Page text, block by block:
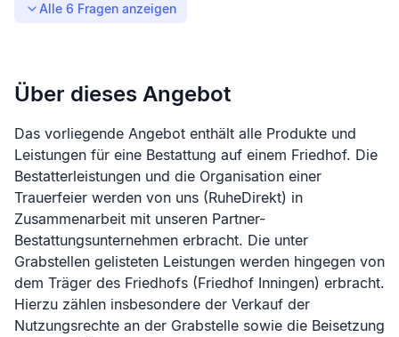
Alle 6 Fragen anzeigen
Über dieses Angebot
Das vorliegende Angebot enthält alle Produkte und
Leistungen für eine Bestattung auf einem Friedhof. Die
Bestatterleistungen und die Organisation einer
Trauerfeier werden von uns (RuheDirekt) in
Zusammenarbeit mit unseren Partner-
Bestattungsunternehmen erbracht. Die unter
Grabstellen gelisteten Leistungen werden hingegen von
dem Träger des Friedhofs (Friedhof Inningen) erbracht.
Hierzu zählen insbesondere der Verkauf der
Nutzungsrechte an der Grabstelle sowie die Beisetzung